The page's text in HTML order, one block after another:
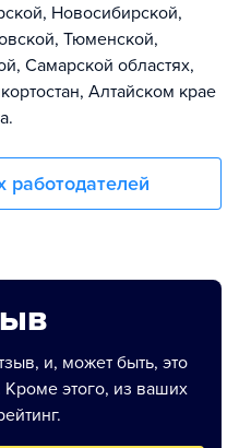
Новосибирской,
Тюменской,
Самарской областях,
Алтайском крае
работодателей
и, может быть, это
этого, из ваших